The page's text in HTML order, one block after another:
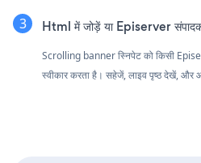
Html में जोड़ें या Episerver
Scrolling banner स्निपेट को किसी
स्वीकार करता है। सहेजें, लाइव पृष्ठ देखें,